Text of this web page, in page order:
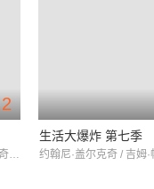
吉姆·帕森斯 / 约翰尼·盖尔克奇 / 凯莉·库柯
生活大爆炸 第七季